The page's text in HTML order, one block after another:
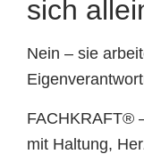
sich
Nein – sie
FACHKRAFT®
mit Haltung,